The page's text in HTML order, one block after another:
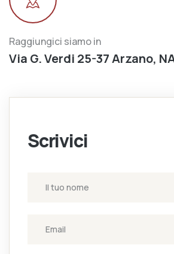
Raggiungici siamo in
Via G. Verdi 25-37 Arzano,
Scrivici